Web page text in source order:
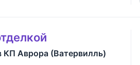
Аврора (Ватервилль)